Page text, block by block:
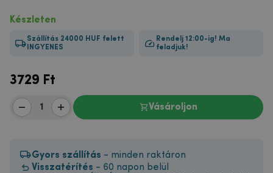
Készleten
Szállítás 24000 HUF felett
INGYENES
Rendelj 12:00-ig! Ma
feladjuk!
3729 Ft
Vásároljon
Gyors szállítás - minden raktáron
Visszatérítés - 60 napon belül